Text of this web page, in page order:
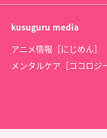
kusuguru media
アニメ情報［にじめん］
メンタルケア［ココロジ